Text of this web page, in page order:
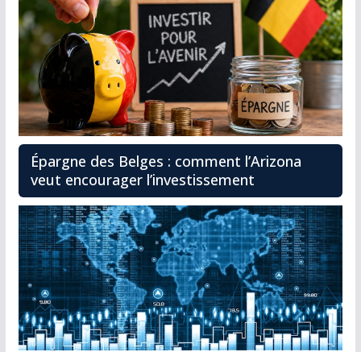
Épargne des Belges : comment l’Arizona
veut encourager l’investissement